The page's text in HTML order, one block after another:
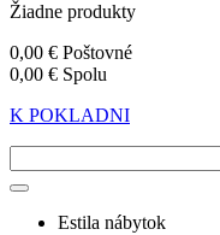
Žiadne produkty
0,00 € Poštovné
0,00 € Spolu
K POKLADNI
Estila nábytok